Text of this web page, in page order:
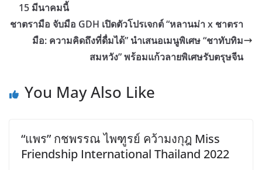
15 มีนาคมนี้
ชาตรามือ จับมือ GDH เปิดตัวโปรเจกต์ “หลานม่า x ชาตรา
มือ: ความคิดถึงที่ดื่มได้” นำเสนอเมนูพิเศษ “ชาทับทิม
สมหวัง” พร้อมแก้วลายพิเศษรับตรุษจีน
You May Also Like
“แพร” กชพรรณ ไพฑูรย์ คว้ามงกุฎ Miss
Friendship International Thailand 2022